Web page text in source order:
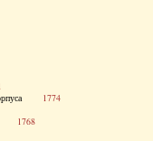
корпуса 1774
1768